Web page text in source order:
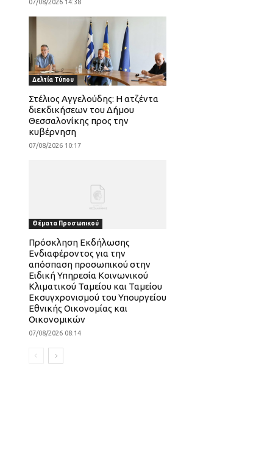
07/08/2026 14:38
Δελτία Τύπου
Στέλιος Αγγελούδης: Η ατζέντα
διεκδικήσεων του Δήμου
Θεσσαλονίκης προς την
κυβέρνηση
07/08/2026 10:17
Θέματα Προσωπικού
Πρόσκληση Εκδήλωσης
Ενδιαφέροντος για την
απόσπαση προσωπικού στην
Ειδική Υπηρεσία Κοινωνικού
Κλιματικού Ταμείου και Ταμείου
Εκσυγχρονισμού του Υπουργείου
Εθνικής Οικονομίας και
Οικονομικών
07/08/2026 08:14